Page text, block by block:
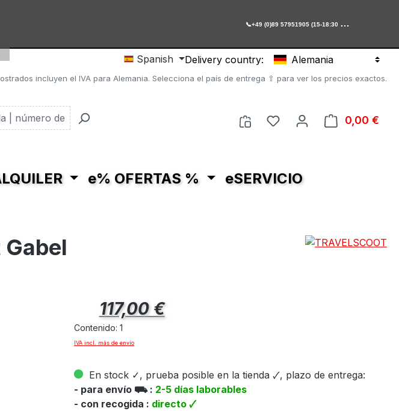

+49 (0)89 57951905 (15-18:30 Uhr)
Spanish Delivery country: Alemania
incluyen el IVA para Alemania. Selecciona el país de entrega ⇧ para ver los precios exactos.
Tienes 0 artículos en tu
0,00 €
e% OFERTAS % eSERVICIO
Precio normal:
117,00 €
Contenido: 1
IVA incl. más de envío
En stock ✓, prueba posible en la tienda 🗸, plazo de entrega:
- para envío ⛟ : 2-5 días laborables
- con recogida : directo 🗸